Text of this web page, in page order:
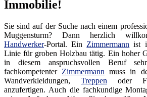
Immobilie!
Sie sind auf der Suche nach einem
Muggensturm? Dann herzlich
Handwerker-Portal. Ein Zimmermann ist
Linie für groben Holzbau tätig. Ein hoher
in diesem anspruchsvollen Beruf
fachkompetenter Zimmermann muss in
Wandverkleidungen, Treppen oder
anzufertigen. Auch die fachkundige